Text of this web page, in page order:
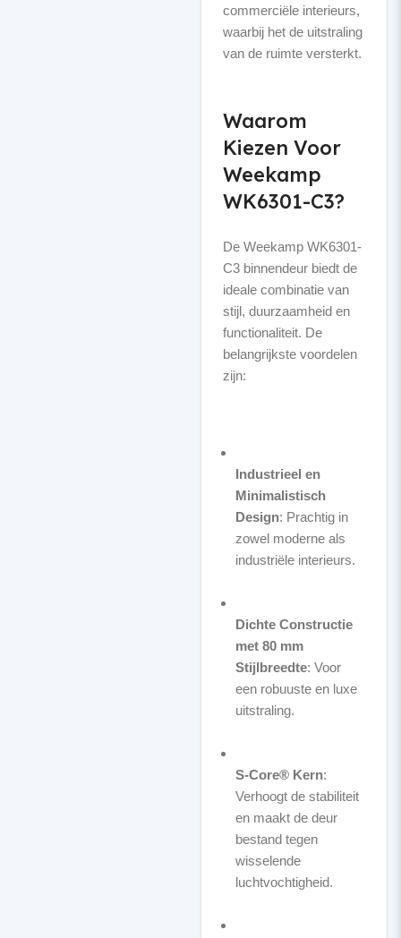
commerciële interieurs,
waarbij het de uitstraling
van de ruimte versterkt.
Waarom
Kiezen Voor
Weekamp
WK6301-C3?
De Weekamp WK6301-
C3 binnendeur biedt de
ideale combinatie van
stijl, duurzaamheid en
functionaliteit. De
belangrijkste voordelen
zijn:
Industrieel en
Minimalistisch
Design: Prachtig in
zowel moderne als
industriële interieurs.
Dichte Constructie
met 80 mm
Stijlbreedte: Voor
een robuuste en luxe
uitstraling.
S-Core® Kern:
Verhoogt de stabiliteit
en maakt de deur
bestand tegen
wisselende
luchtvochtigheid.